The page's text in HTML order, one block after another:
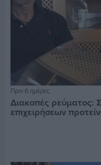
Πριν 6 ημέρες
Διακοπές ρεύματος:
επιχειρήσεων